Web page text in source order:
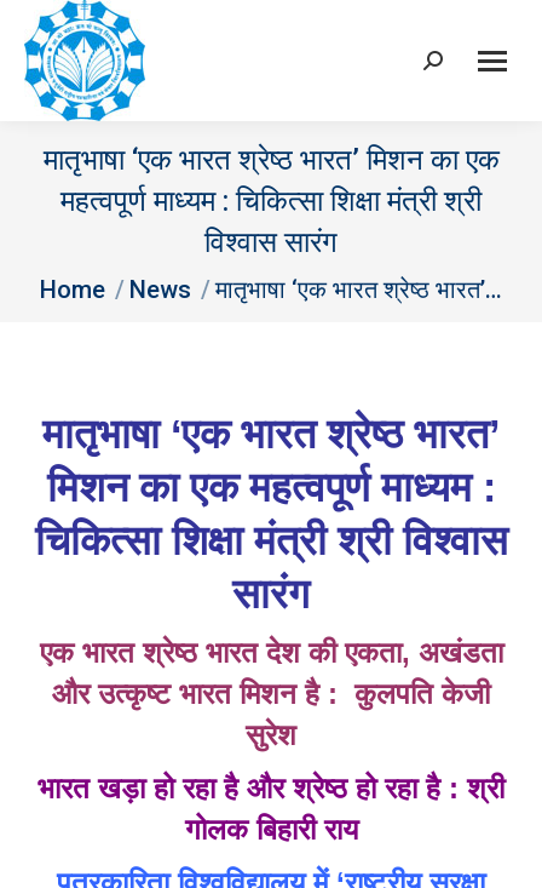
Search:
मातृभाषा ‘एक भारत श्रेष्ठ भारत’ मिशन का एक
महत्वपूर्ण माध्यम : चिकित्सा शिक्षा मंत्री श्री
विश्वास सारंग
You are here:
Home News मातृभाषा ‘एक भारत श्रेष्ठ भारत’…
मातृभाषा ‘एक भारत श्रेष्ठ भारत’
मिशन का एक महत्वपूर्ण माध्यम :
चिकित्सा शिक्षा मंत्री श्री विश्वास
सारंग
एक भारत श्रेष्ठ भारत देश की एकता, अखंडता
और उत्कृष्ट भारत मिशन है : कुलपति केजी
सुरेश
भारत खड़ा हो रहा है और श्रेष्ठ हो रहा है : श्री
गोलक बिहारी राय